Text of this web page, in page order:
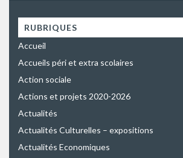
RUBRIQUES
Accueil
Accueils péri et extra scolaires
Action sociale
Actions et projets 2020-2026
Actualités
Actualités Culturelles – expositions
Actualités Economiques